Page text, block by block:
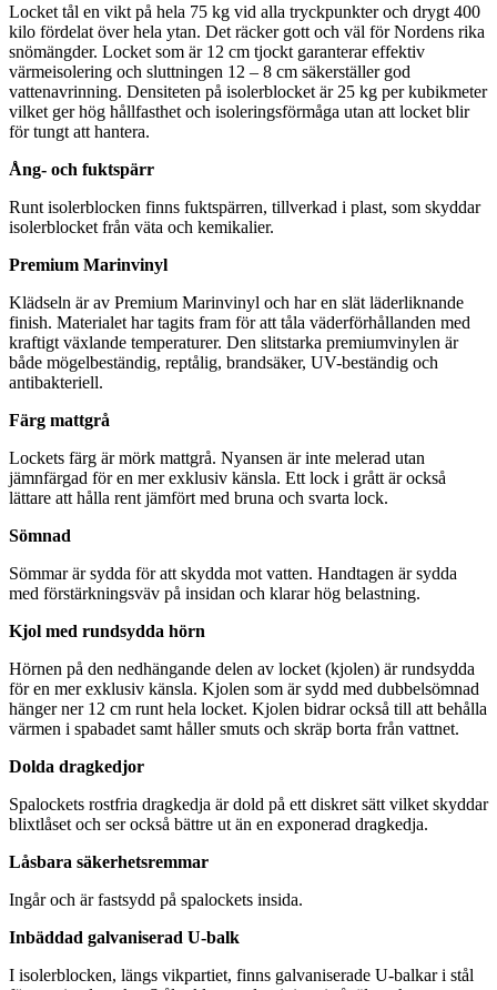
Locket tål en vikt på hela 75 kg vid alla tryckpunkter och drygt 400
kilo fördelat över hela ytan. Det räcker gott och väl för Nordens rika
snömängder. Locket som är 12 cm tjockt garanterar effektiv
värmeisolering och sluttningen 12 – 8 cm säkerställer god
vattenavrinning. Densiteten på isolerblocket är 25 kg per kubikmeter
vilket ger hög hållfasthet och isoleringsförmåga utan att locket blir
för tungt att hantera.
Ång- och fuktspärr
Runt isolerblocken finns fuktspärren, tillverkad i plast, som skyddar
isolerblocket från väta och kemikalier.
Premium Marinvinyl
Klädseln är av Premium Marinvinyl och har en slät läderliknande
finish. Materialet har tagits fram för att tåla väderförhållanden med
kraftigt växlande temperaturer. Den slitstarka premiumvinylen är
både mögelbeständig, reptålig, brandsäker, UV-beständig och
antibakteriell.
Färg mattgrå
Lockets färg är mörk mattgrå. Nyansen är inte melerad utan
jämnfärgad för en mer exklusiv känsla. Ett lock i grått är också
lättare att hålla rent jämfört med bruna och svarta lock.
Sömnad
Sömmar är sydda för att skydda mot vatten. Handtagen är sydda
med förstärkningsväv på insidan och klarar hög belastning.
Kjol med rundsydda hörn
Hörnen på den nedhängande delen av locket (kjolen) är rundsydda
för en mer exklusiv känsla. Kjolen som är sydd med dubbelsömnad
hänger ner 12 cm runt hela locket. Kjolen bidrar också till att behålla
värmen i spabadet samt håller smuts och skräp borta från vattnet.
Dolda dragkedjor
Spalockets rostfria dragkedja är dold på ett diskret sätt vilket skyddar
blixtlåset och ser också bättre ut än en exponerad dragkedja.
Låsbara säkerhetsremmar
Ingår och är fastsydd på spalockets insida.
Inbäddad galvaniserad U-balk
I isolerblocken, längs vikpartiet, finns galvaniserade U-balkar i stål